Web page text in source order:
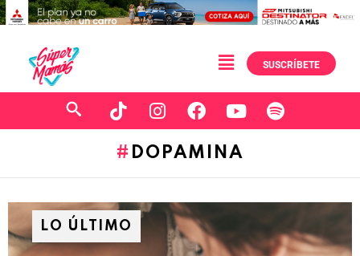
SUSCRÍBETE
DOPAMINA
LO ÚLTIMO